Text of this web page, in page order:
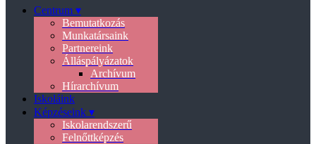
Centrum ▾
Bemutatkozás
Munkatársaink
Partnereink
Álláspályázatok
Archívum
Hírarchívum
Iskoláink
Képzéseink ▾
Iskolarendszerű
Felnőttképzés